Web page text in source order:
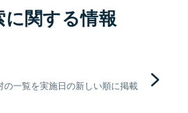
関する情報
一覧を実施日の新しい順に掲載